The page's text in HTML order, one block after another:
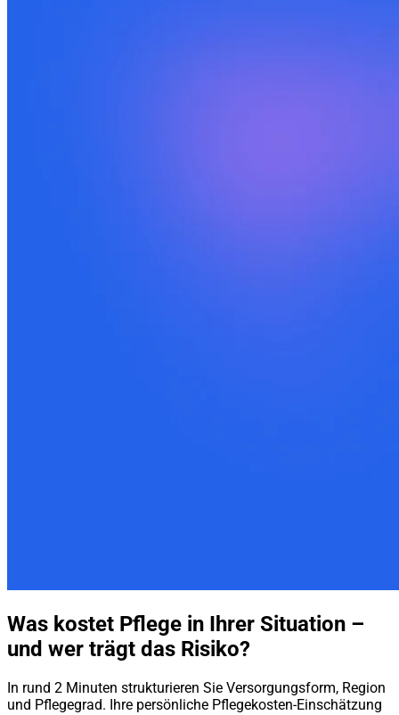
Was kostet Pflege in Ihrer Situation –
und wer trägt das Risiko?
In rund 2 Minuten strukturieren Sie Versorgungsform, Region
und Pflegegrad. Ihre persönliche Pflegekosten-Einschätzung